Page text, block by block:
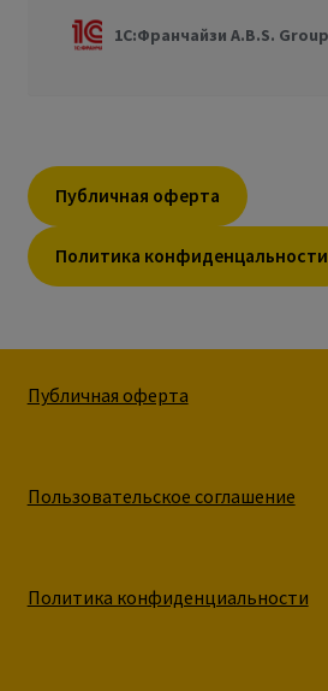
Публичная оферта
Политика конфиденцальности
Публичная оферта
Пользовательское соглашение
Политика конфиденциальности